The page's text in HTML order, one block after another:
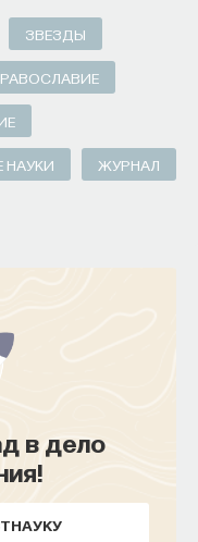
ЗВЕЗДЫ
НАУКИ ЖУРНАЛ
в дело